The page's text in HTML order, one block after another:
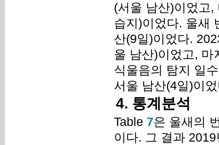
(서울 남산)이었고
습지)이었다. 울새
산(9일)이었다.
울 남산)이었고, 마
식울음의 탐지 일
서울 남산(4일)이
4. 통계분석
Table 7은 울새의
이다. 그 결과